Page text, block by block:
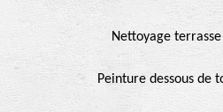
Nettoyage
Peinture dessous de